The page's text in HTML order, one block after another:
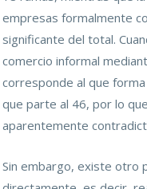
empresas formalmente
significante del total.
comercio informal
corresponde al que
que parte al 46, por lo
aparentemente
Sin embargo, existe otro